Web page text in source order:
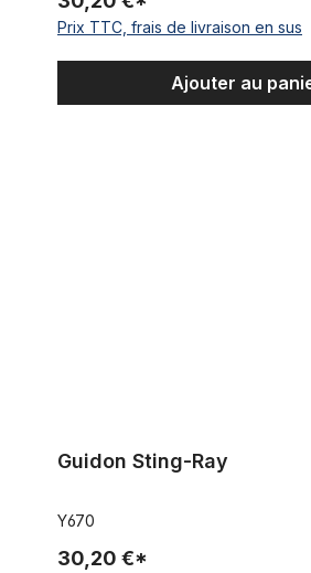
Prix TTC, frais de livraison en sus
Ajouter au
Guidon Sting-Ray
Y670
30,20 €*